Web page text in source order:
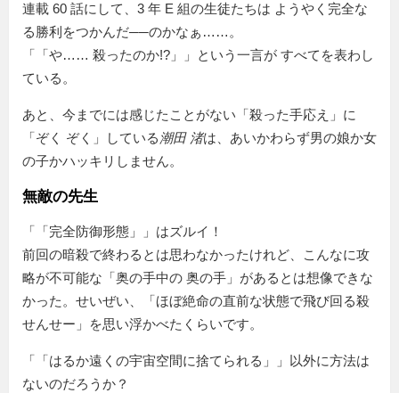
連載 60 話にして、3 年 E 組の生徒たちは ようやく完全な
る勝利をつかんだ──のかなぁ……。
「
や…… 殺ったのか!?
」という一言が すべてを表わし
ている。
あと、今までには感じたことがない「殺った手応え」に
ぞく ぞく
している 潮田 渚は、あいかわらず男の娘か女
の子かハッキリしません。
無敵の先生
「 完全防御形態
」はズルイ！
前回の暗殺で終わるとは思わなかったけれど、こんなに攻
略が不可能な
奥の手中の 奥の手
があるとは想像できな
かった。せいぜい、「ほぼ絶命の直前な状態で飛び回る殺
せんせー」を思い浮かべたくらいです。
「 はるか遠くの宇宙空間に捨てられる
」以外に方法は
ないのだろうか？